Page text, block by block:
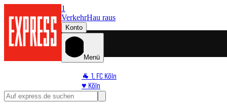
1
VerkehrHau raus
Konto
Menü
🐐 1. FC Köln
♥️ Köln
⭐ Promi